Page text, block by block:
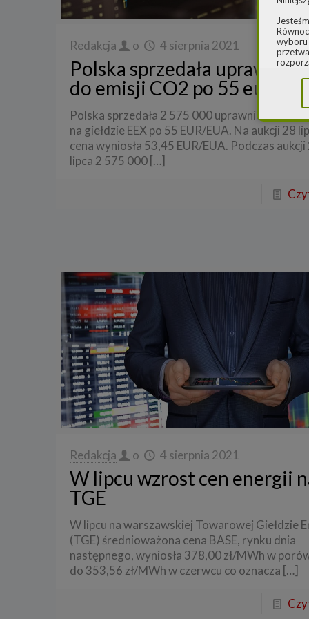
Redakcja o 4 sierpnia 2021
Polska sprzedała
do emisji CO2 po 55 euro
Polska sprzedała 2 575 000 uprawnień do
na giełdzie EEX po 55 EUR/EUA. Na aukcji 28
cena wyniosła 53,45 EUR/EUA. Podczas aukcji
lipca 2 575 000[…]
Redakcja o 4 sierpnia 2021
W lipcu wzrost cen energii
TGE
W lipcu na warszawskiej Towarowej Giełdzie
(TGE) średnioważona cena BASE, rynku dnia
następnego, wyniosła 378,00 zł/MWh w
do 353,56 zł/MWh w czerwcu co oznacza […]
wyboru
2.
ul.
a) pod
b)
3.
stron i
4. Cel
Twoje
a)
swoje
b)
oraz
c)
5.